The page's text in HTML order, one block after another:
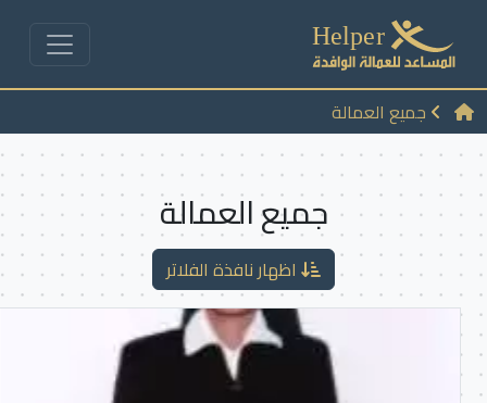
جميع العمالة
جميع العمالة